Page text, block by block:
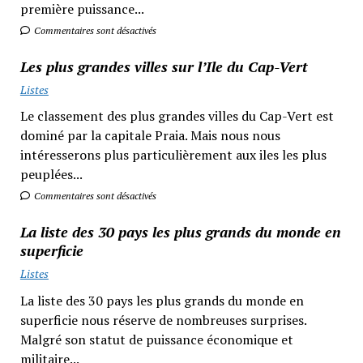
première puissance...
Commentaires sont désactivés
Les plus grandes villes sur l’Ile du Cap-Vert
Listes
Le classement des plus grandes villes du Cap-Vert est
dominé par la capitale Praia. Mais nous nous
intéresserons plus particulièrement aux iles les plus
peuplées...
Commentaires sont désactivés
La liste des 30 pays les plus grands du monde en
superficie
Listes
La liste des 30 pays les plus grands du monde en
superficie nous réserve de nombreuses surprises.
Malgré son statut de puissance économique et
militaire...